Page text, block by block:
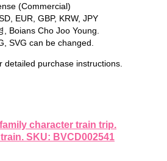
(Commercial)
EUR, GBP, KRW, JPY
, Boians Cho Joo Young.
SVG can be changed.
detailed purchase instructions.
character train trip.
SKU: BVCD002541